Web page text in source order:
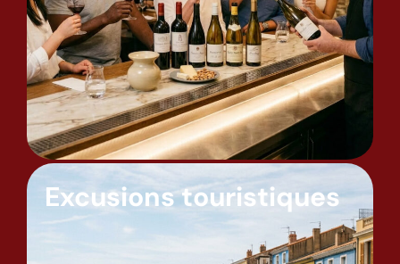
Excusions touristiques